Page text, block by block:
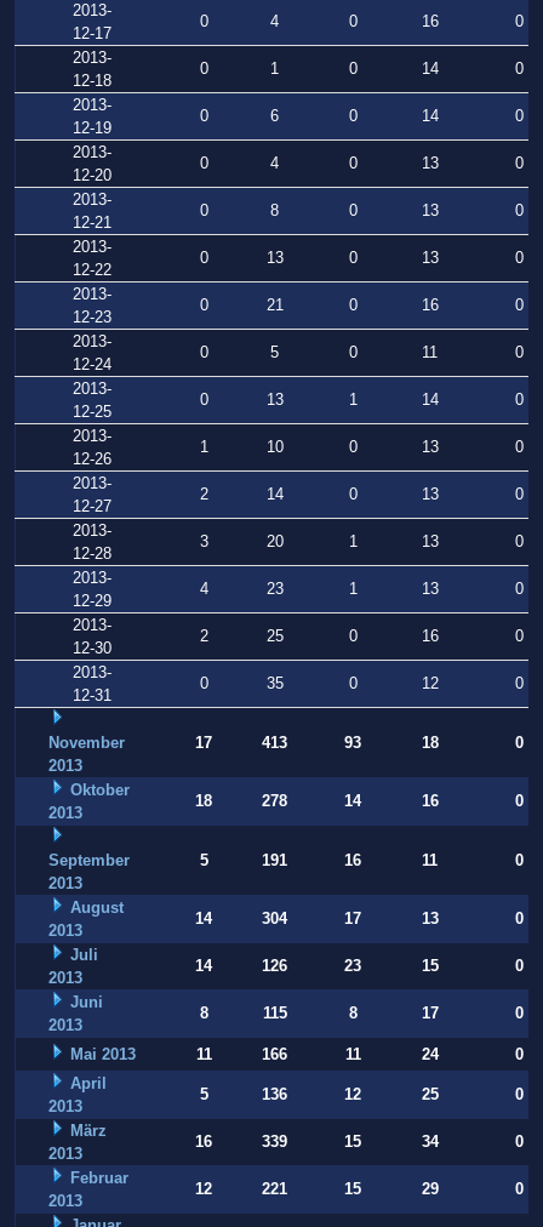
2013-
12-17
0 4 0 16
0
2013-
12-18
0 1 0 14
0
2013-
12-19
0 6 0 14
0
2013-
12-20
0 4 0 13
0
2013-
12-21
0 8 0 13
0
2013-
12-22
0 13 0 13
0
2013-
12-23
0 21 0 16
0
2013-
12-24
0 5 0 11
0
2013-
12-25
0 13 1 14
0
2013-
12-26
1 10 0 13
0
2013-
12-27
2 14 0 13
0
2013-
12-28
3 20 1 13
0
2013-
12-29
4 23 1 13
0
2013-
12-30
2 25 0 16
0
2013-
12-31
0 35 0 12 0
November
2013
17 413 93 18 0
Oktober
2013
18 278 14 16 0
September
2013
5 191 16 11 0
August
2013
14 304 17 13
0
Juli
2013
14 126 23 15
0
Juni
2013
8 115 8 17 0
Mai 2013 11 166 11 24
0
April
2013
5 136 12 25
0
März
2013
16 339 15 34
0
Februar
2013
12 221 15 29
0